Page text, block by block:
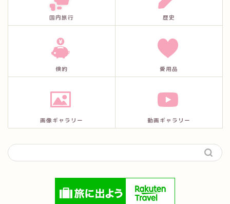
国内旅行 歴史
倹約 愛用品
画像ギャラリー 動画ギャラリー